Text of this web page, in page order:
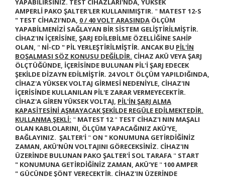
AMPERLİ PAKO ŞALTER'LER KULLANIMIŞTIR. " MATEST 12-S
" TEST CİHAZI'NDA, 0 / 40 VOLT ARASINDA ÖLÇÜM
YAPABİLMENİZİ SAĞLAYAN BİR SİSTEM GELİŞTİRİLMİŞTİR.
CİHAZ'IN İÇERİSİNE, ŞARJ EDİLEBİLME ÖZELLİĞİNE SAHİP
OLAN, " Nİ-CD " PİL YERLEŞTİRİLMİŞTİR. ANCAK BU PİL'İN
BOŞALMASI SÖZ KONUSU DEĞİLDİR. CİHAZ AKÜ VEYA ŞARJ
ÖLÇTÜĞÜNDE, İÇERİSİNDE BULUNAN PİL'İ ŞARJ EDECEK
ŞEKİLDE DİZAYN EDİLMİŞTİR. 24 VOLT ÖLÇÜM YAPILDIĞINDA,
CİHAZ'A YÜKSEK VOLTAJ GİRMESİ NEDENİYLE, CİHAZ'IN
İÇERİSİNDE KULLANILAN PİL'E ZARAR VERMEYECEKTİR.
CİHAZ'A GİREN YÜKSEK VOLTAJ, PİL'İN ŞARJ ALMA
KAPASİTESİNİ AŞMAYACAK ŞEKİLDE REGÜLE EDİLMEKTEDİR.
KULLANMA ŞEKLİ: " MATEST 12" TEST CİHAZ'I NIN MAŞALI
OLAN KABLOLARINI, ÖLÇÜM YAPACAĞINIZ AKÜ'YE,
BAĞLAYINIZ. ŞALTER'İ " ON " KONUMUNA GETİRDİĞİNİZ
ZAMAN, AKÜ'NÜN VOLTAJINI GÖRECEKSİNİZ. CİHAZ'IN
ÜZERİNDE BULUNAN PAKO ŞALTER'İ SOL TARAFA " START
" KONUMUNA GETİRDİĞİNİZ ZAMAN, AKÜ'YE " 100 AMPER
" GÜCÜNDE ŞÖNT VERECEKTİR. CİHAZ'IN ÜZERİNDE